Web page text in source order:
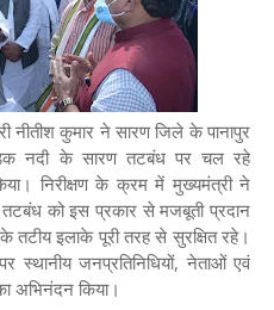
नीतीश कुमार ने सारण जिले के पानापुर
नदी के सारण तटबंध पर चल रहे
निरीक्षण के क्रम में मुख्यमंत्री ने
तटबंध को इस प्रकार से मजबूती प्रदान
इलाके पूरी तरह से सुरक्षित रहे।
स्थानीय जनप्रतिनिधियों, नेताओं एवं
अभिनंदन किया।